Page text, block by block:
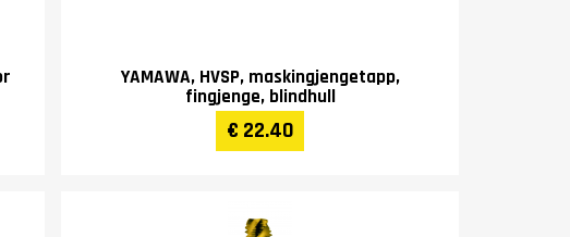
YAMAWA, HVSP, maskingjengetapp,
fingjenge, blindhull
€ 22.40